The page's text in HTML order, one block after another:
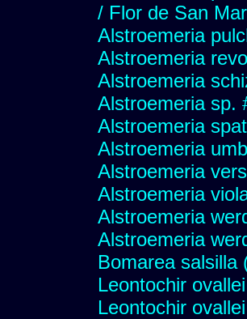
/ Flor de San
Alstroemeria
Alstroemeria
Alstroemeria
Alstroemeria sp.
Alstroemeria
Alstroemeria
Alstroemeria
Alstroemeria
Alstroemeria
Alstroemeria
Bomarea salsilla
Leontochir
Leontochir ovallei